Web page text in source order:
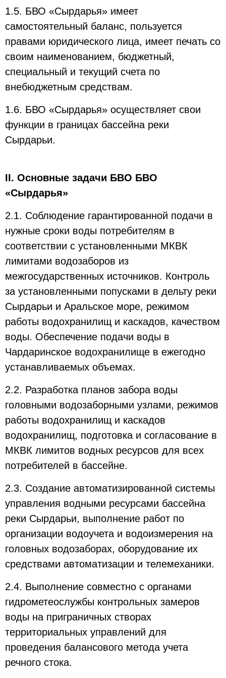
1.5. БВО «Сырдарья» имеет
самостоятельный баланс, пользуется
правами юридического лица, имеет печать со
своим наименованием, бюджетный,
специальный и текущий счета по
внебюджетным средствам.
1.6. БВО «Сырдарья» осуществляет свои
функции в границах бассейна реки
Сырдарьи.
II. Основные задачи БВО БВО
«Сырдарья»
2.1. Соблюдение гарантированной подачи в
нужные сроки воды потребителям в
соответствии с установленными МКВК
лимитами водозаборов из
межгосударственных источников. Контроль
за установленными попусками в дельту реки
Сырдарьи и Аральское море, режимом
работы водохранилищ и каскадов, качеством
воды. Обеспечение подачи воды в
Чардаринское водохранилище в ежегодно
устанавливаемых объемах.
2.2. Разработка планов забора воды
головными водозаборными узлами, режимов
работы водохранилищ и каскадов
водохранилищ, подготовка и согласование в
МКВК лимитов водных ресурсов для всех
потребителей в бассейне.
2.3. Создание автоматизированной системы
управления водными ресурсами бассейна
реки Сырдарьи, выполнение работ по
организации водоучета и водоизмерения на
головных водозаборах, оборудование их
средствами автоматизации и телемеханики.
2.4. Выполнение совместно с органами
гидрометеослужбы контрольных замеров
воды на приграничных створах
территориальных управлений для
проведения балансового метода учета
речного стока.